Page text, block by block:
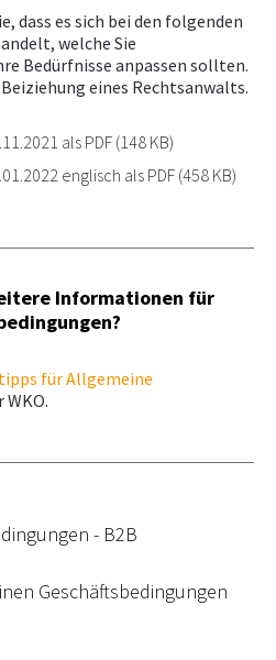
Leistungsmodelle
dass es sich bei den folgenden
welche Sie
Bedürfnisse anpassen sollten.
eines Rechtsanwalts.
als PDF (148 KB)
englisch als PDF (458 KB)
Informationen für
für Allgemeine
WKO.
- B2B
Geschäftsbedingungen